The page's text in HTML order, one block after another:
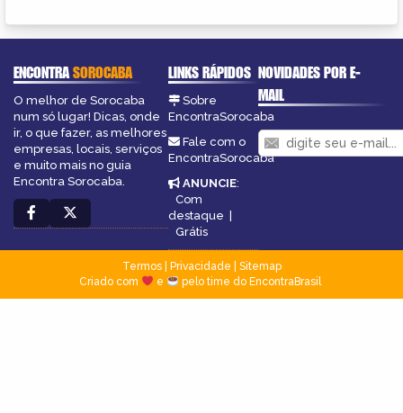
ENCONTRASOROCABA
O melhor de Sorocaba
num só lugar! Dicas, onde
ir, o que fazer, as melhores
empresas, locais, serviços
e muito mais no guia
Encontra Sorocaba.
LINKS RÁPIDOS
Sobre
EncontraSorocaba
Fale com o
EncontraSorocaba
ANUNCIE:
Com
destaque |
Grátis
NOVIDADES POR E-
MAIL
Termos| Privacidade
Sitemap
Criado com
e pelo time do EncontraBrasil